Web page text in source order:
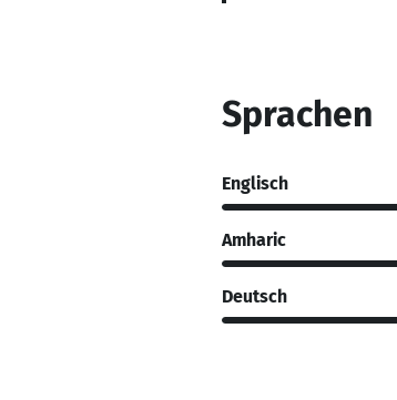
Sprachen
Englisch
Amharic
Deutsch